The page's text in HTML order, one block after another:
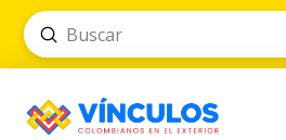
Search
Submit